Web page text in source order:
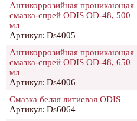
Антикоррозийная проникающая
смазка-спрей ODIS OD-48, 500
мл
Артикул: Ds4005
Антикоррозийная проникающая
смазка-спрей ODIS OD-48, 650
мл
Артикул: Ds4006
Смазка белая литиевая ODIS
Артикул: Ds6064